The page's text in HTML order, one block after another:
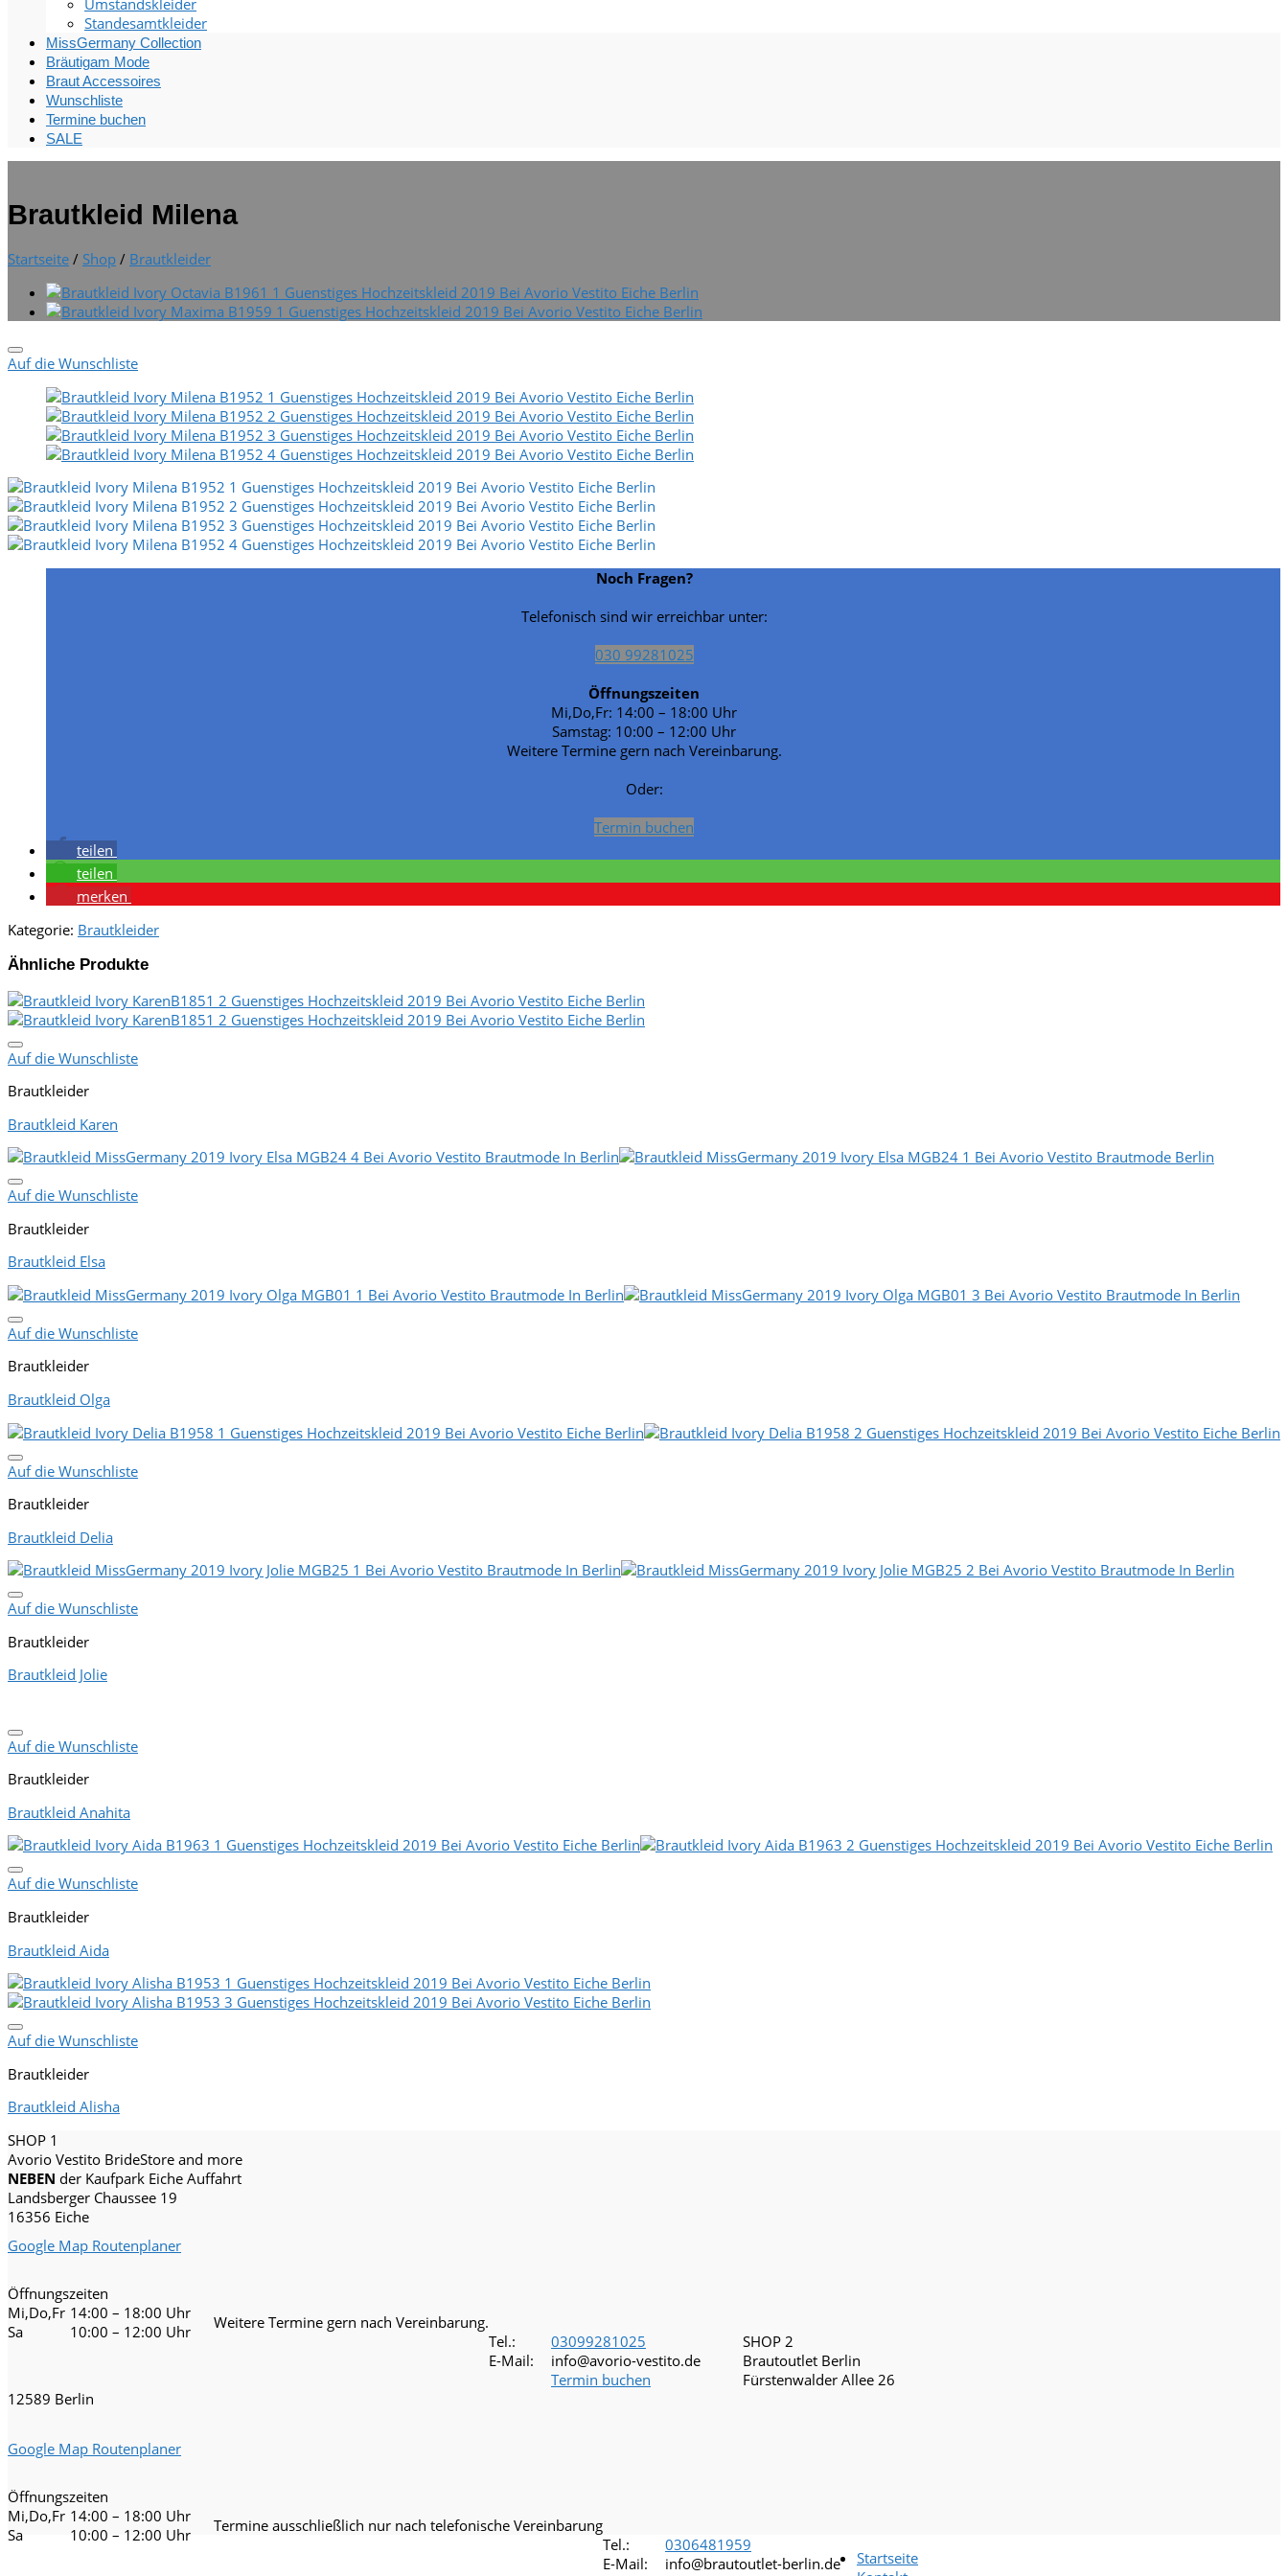
Standesamtkleider
MissGermany Collection
Bräutigam Mode
Braut Accessoires
Wunschliste
Termine buchen
SALE
Brautkleid Milena
Startseite / Shop / Brautkleider
Auf die Wunschliste
Noch Fragen?
Telefonisch sind wir erreichbar unter:
030 99281025
Öffnungszeiten
Mi,Do,Fr: 14:00 – 18:00 Uhr
Samstag: 10:00 – 12:00 Uhr
Weitere Termine gern nach Vereinbarung.
Oder:
Termin buchen
teilen
teilen
merken
Kategorie: Brautkleider
Ähnliche Produkte
Auf die Wunschliste
Brautkleider
Brautkleid Karen
Auf die Wunschliste
Brautkleider
Brautkleid Elsa
Auf die Wunschliste
Brautkleider
Brautkleid Olga
Auf die Wunschliste
Brautkleider
Brautkleid Delia
Auf die Wunschliste
Brautkleider
Brautkleid Jolie
Auf die Wunschliste
Brautkleider
Brautkleid Anahita
Auf die Wunschliste
Brautkleider
Brautkleid Aida
Auf die Wunschliste
Brautkleider
Brautkleid Alisha
SHOP 1
Avorio Vestito BrideStore and more
NEBEN der Kaufpark Eiche Auffahrt
Landsberger Chaussee 19
16356 Eiche
Google Map Routenplaner
Öffnungszeiten
Mi,Do,Fr
Sa
14:00 – 18:00 Uhr
10:00 – 12:00 Uhr
Weitere Termine gern nach Vereinbarung.
Tel.:
E-Mail:
03099281025
info@avorio-vestito.de
Termin buchen
SHOP 2
Brautoutlet Berlin
Fürstenwalder Allee 26
12589 Berlin
Google Map Routenplaner
Öffnungszeiten
Mi,Do,Fr
Sa
14:00 – 18:00 Uhr
10:00 – 12:00 Uhr
Termine ausschließlich nur nach telefonische Vereinbarung
Tel.:
E-Mail:
0306481959
info@brautoutlet-berlin.de
Startseite